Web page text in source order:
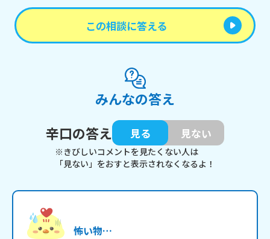
この相談に答える
みんなの答え
辛口の答え
見る 見ない
※きびしいコメントを見たくない人は
「見ない」をおすと表示されなくなるよ！
怖い物…